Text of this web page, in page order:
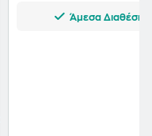
Άμεσα Διαθέσιμο